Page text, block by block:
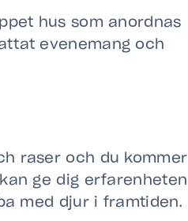
hus som anordnas
evenemang och
raser och du kommer
ge dig erfarenheten
med djur i framtiden.